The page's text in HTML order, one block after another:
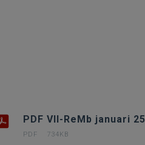
PDF VII-ReMb januari 25
PDF 734KB